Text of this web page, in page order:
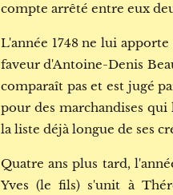
compte arrêté entre eux
L'année 1748 ne lui
faveur d'Antoine-Denis
comparaît pas et est jugé
pour des marchandises
la liste déjà longue de ses
Quatre ans plus tard,
Yves (le fils) s'unit à